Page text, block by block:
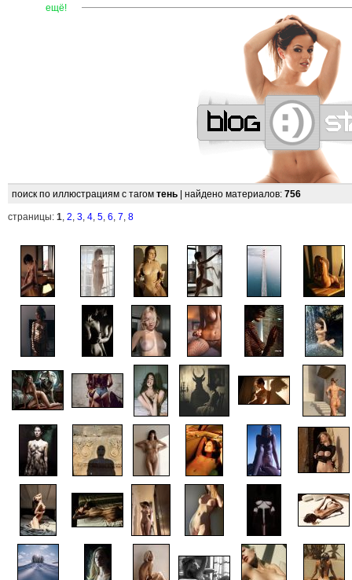
ещё! —————————————————————
поиск по иллюстрациям с тагом тень | найдено материалов: 756
страницы: 1, 2, 3, 4, 5, 6, 7, 8